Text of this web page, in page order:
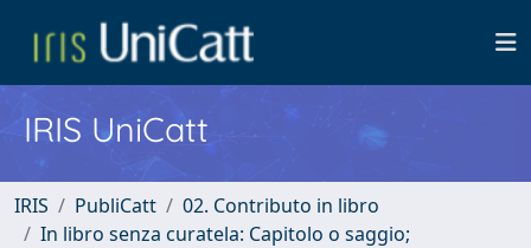
IRIS UniCatt
IRIS PubliCatt
02. Contributo in libro
In libro senza curatela: Capitolo o saggio;